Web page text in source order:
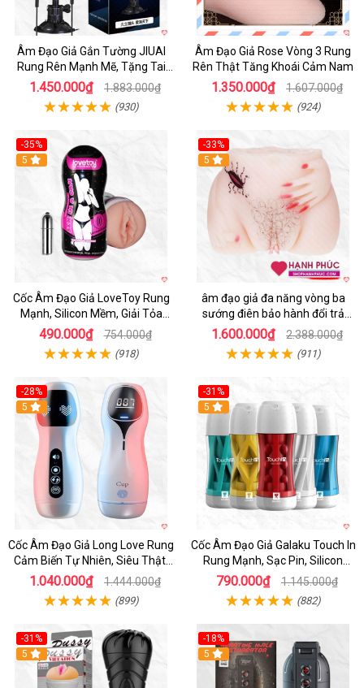
Âm Đạo Giả Gắn Tường JIUAI
Rung Rên Mạnh Mẽ, Tặng Tai
Nghe
1.450.000₫ 1.883.000₫
(930)
Âm Đạo Giả Rose Vòng 3 Rung
Rên Thật Tăng Khoái Cảm Nam
1.350.000₫ 1.607.000₫
(924)
-35%
5
Cốc Âm Đạo Giả LoveToy Rung
Mạnh, Silicon Mềm, Giải Tỏa
Sinh Lý
490.000₫ 754.000₫
(918)
-33%
5
âm đạo giả đa năng vòng ba
sướng điên bảo hành đổi trả
nhanh
1.600.000₫ 2.388.000₫
(911)
-28%
5
Cốc Âm Đạo Giả Long Love Rung
Cảm Biến Tự Nhiên, Siêu Thật,
Sướng
1.040.000₫ 1.444.000₫
(899)
-31%
Hot
5
Cốc Âm Đạo Giả Galaku Touch In
Rung Mạnh, Sạc Pin, Silicon
Mềm
790.000₫ 1.145.000₫
(882)
-31%
5
-18%
5